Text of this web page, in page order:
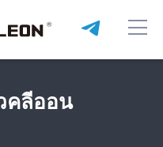
คลีออน